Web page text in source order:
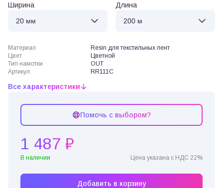
Ширина Длина
Материал
Resin для текстильных лент
Цвет
Цветной
Тип намотки
OUT
Артикул
RR111C
Все характеристики
Помочь с выбором?
1 487 ₽
В наличии Цена указана с НДС 22%
Добавить в корзину